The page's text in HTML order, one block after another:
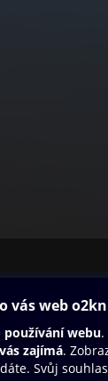
Oneplay
Sport